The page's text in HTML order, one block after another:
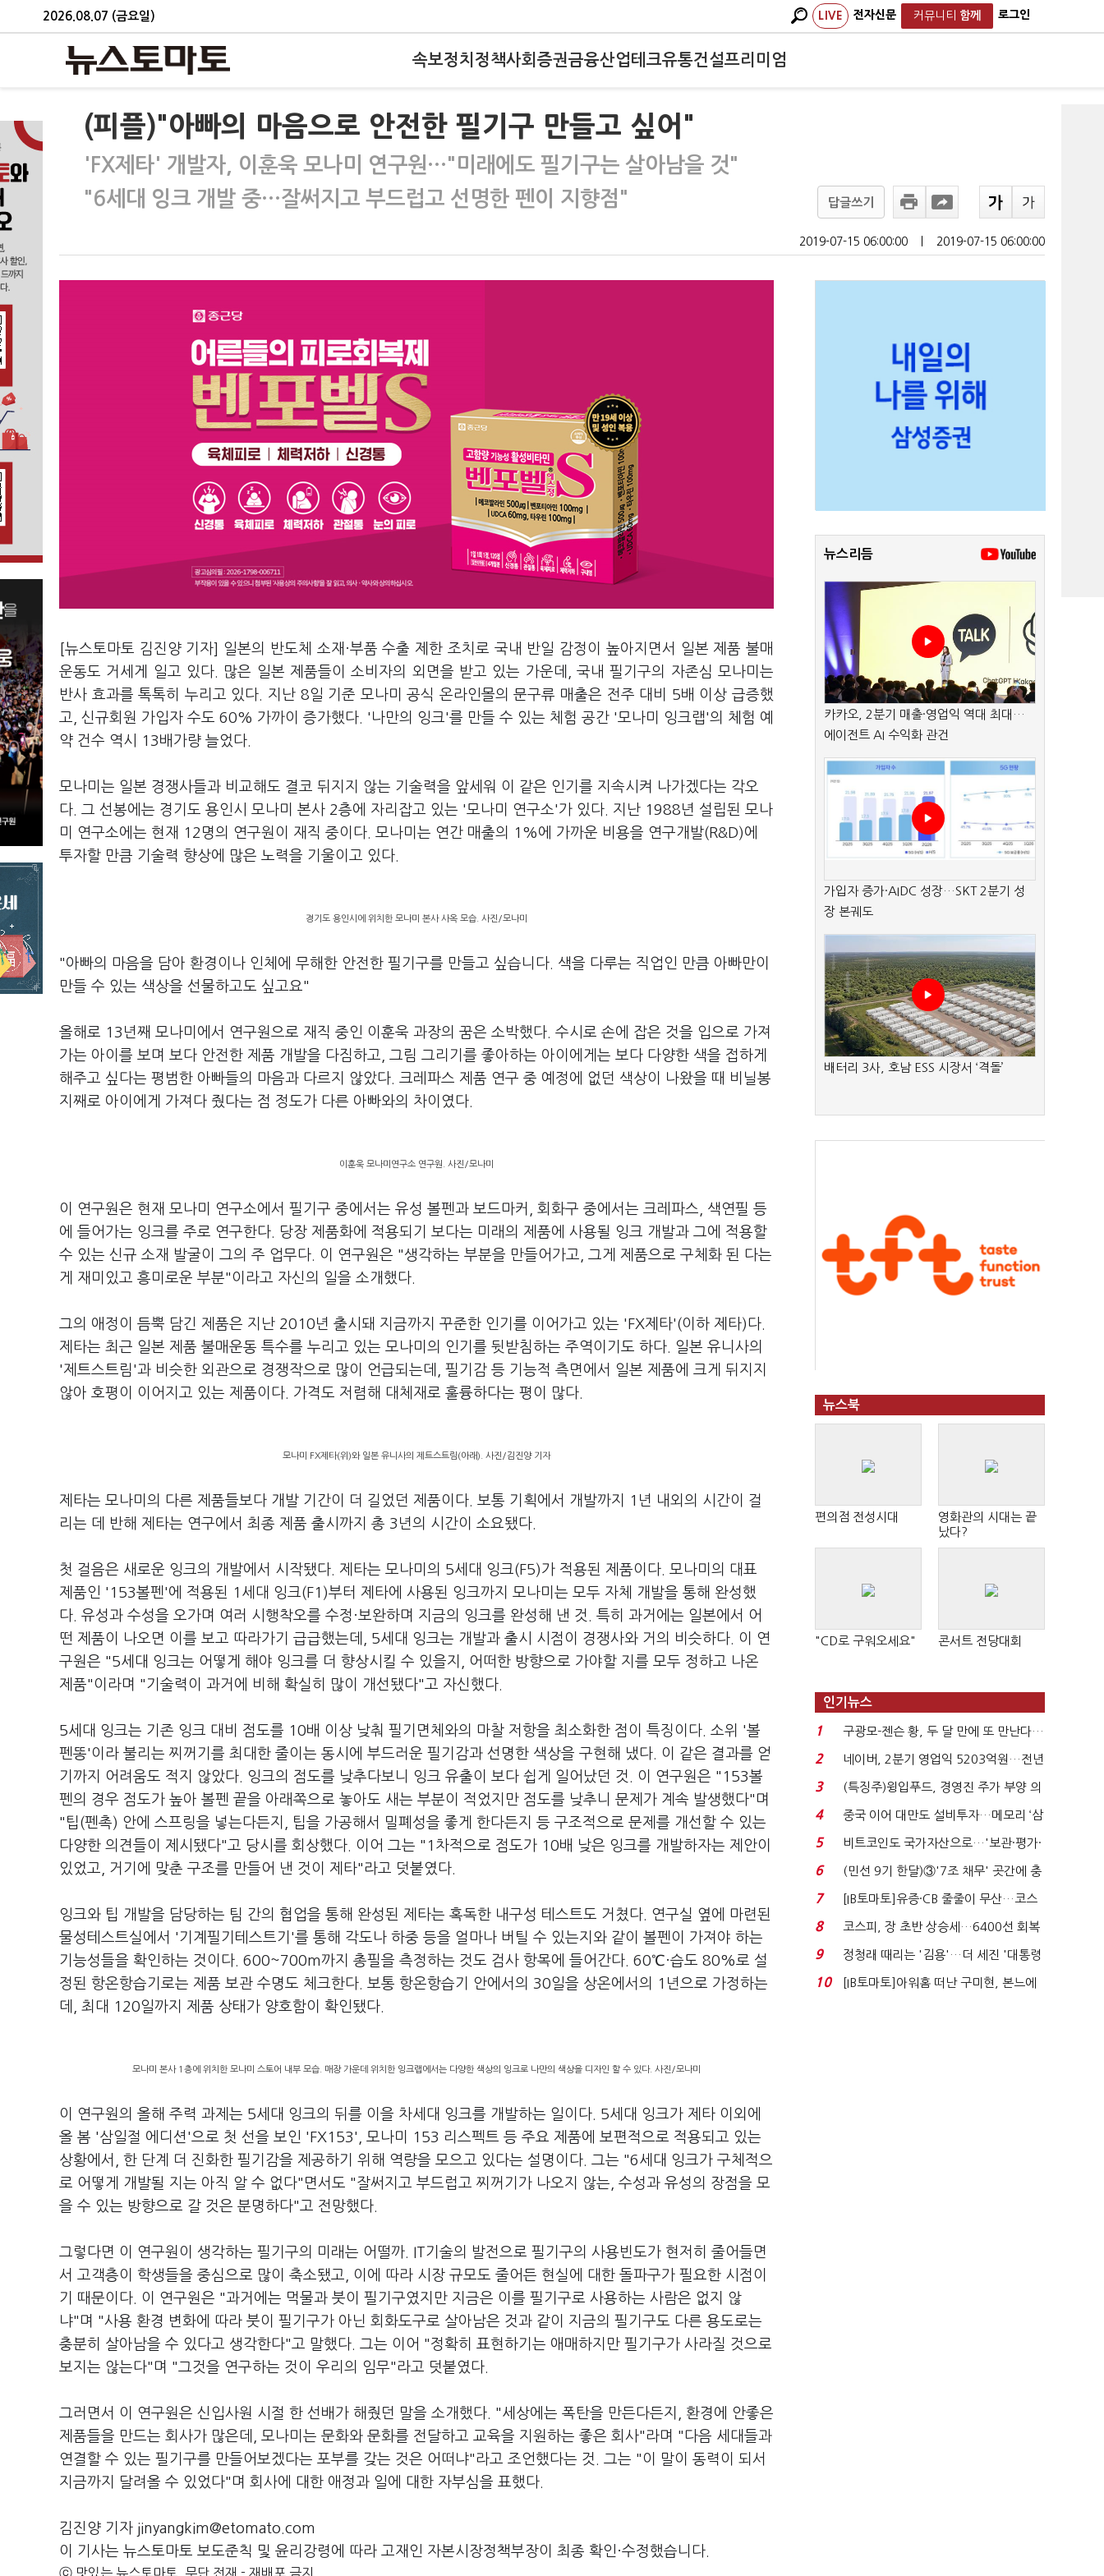
2026.08.07 (금요일) LIVE 전자신문 커뮤니티 함께 로그인
속보정치 정책사회 증권금융산업테크유통건설프리미엄
(피플)"아빠의 마음으로 안전한 필기구 만들고 싶어"
'FX제타' 개발자, 이훈욱 모나미 연구원…"미래에도 필기구는 살아남을 것"
"6세대 잉크 개발 중…잘써지고 부드럽고 선명한 펜이 지향점"
답글쓰기
2019-07-15 06:00:00 2019-07-15 06:00:00
[뉴스토마토 김진양 기자] 일본의 반도체 소재·부품 수출 제한 조치로 국내 반일 감정이 높아지면서 일본 제품 불매
운동도 거세게 일고 있다. 많은 일본 제품들이 소비자의 외면을 받고 있는 가운데, 국내 필기구의 자존심 모나미는
반사 효과를 톡톡히 누리고 있다. 지난 8일 기준 모나미 공식 온라인몰의 문구류 매출은 전주 대비 5배 이상 급증했
고, 신규회원 가입자 수도 60% 가까이 증가했다. '나만의 잉크'를 만들 수 있는 체험 공간 '모나미 잉크랩'의 체험 예
약 건수 역시 13배가량 늘었다.
모나미는 일본 경쟁사들과 비교해도 결코 뒤지지 않는 기술력을 앞세워 이 같은 인기를 지속시켜 나가겠다는 각오
다. 그 선봉에는 경기도 용인시 모나미 본사 2층에 자리잡고 있는 '모나미 연구소'가 있다. 지난 1988년 설립된 모나
미 연구소에는 현재 12명의 연구원이 재직 중이다. 모나미는 연간 매출의 1%에 가까운 비용을 연구개발(R&D)에
투자할 만큼 기술력 향상에 많은 노력을 기울이고 있다.
경기도 용인시에 위치한 모나미 본사 사옥 모습. 사진/모나미
"아빠의 마음을 담아 환경이나 인체에 무해한 안전한 필기구를 만들고 싶습니다. 색을 다루는 직업인 만큼 아빠만이
만들 수 있는 색상을 선물하고도 싶고요"
올해로 13년째 모나미에서 연구원으로 재직 중인 이훈욱 과장의 꿈은 소박했다. 수시로 손에 잡은 것을 입으로 가져
가는 아이를 보며 보다 안전한 제품 개발을 다짐하고, 그림 그리기를 좋아하는 아이에게는 보다 다양한 색을 접하게
해주고 싶다는 평범한 아빠들의 마음과 다르지 않았다. 크레파스 제품 연구 중 예정에 없던 색상이 나왔을 때 비닐봉
지째로 아이에게 가져다 줬다는 점 정도가 다른 아빠와의 차이였다.
이훈욱 모나미연구소 연구원. 사진/모나미
이 연구원은 현재 모나미 연구소에서 필기구 중에서는 유성 볼펜과 보드마커, 회화구 중에서는 크레파스, 색연필 등
에 들어가는 잉크를 주로 연구한다. 당장 제품화에 적용되기 보다는 미래의 제품에 사용될 잉크 개발과 그에 적용할
수 있는 신규 소재 발굴이 그의 주 업무다. 이 연구원은 "생각하는 부분을 만들어가고, 그게 제품으로 구체화 된 다는
게 재미있고 흥미로운 부분"이라고 자신의 일을 소개했다.
그의 애정이 듬뿍 담긴 제품은 지난 2010년 출시돼 지금까지 꾸준한 인기를 이어가고 있는 'FX제타'(이하 제타)다.
제타는 최근 일본 제품 불매운동 특수를 누리고 있는 모나미의 인기를 뒷받침하는 주역이기도 하다. 일본 유니사의
'제트스트림'과 비슷한 외관으로 경쟁작으로 많이 언급되는데, 필기감 등 기능적 측면에서 일본 제품에 크게 뒤지지
않아 호평이 이어지고 있는 제품이다. 가격도 저렴해 대체재로 훌륭하다는 평이 많다.
모나미 FX제타(위)와 일본 유니사의 제트스트림(아래). 사진/김진양 기자
제타는 모나미의 다른 제품들보다 개발 기간이 더 길었던 제품이다. 보통 기획에서 개발까지 1년 내외의 시간이 걸
리는 데 반해 제타는 연구에서 최종 제품 출시까지 총 3년의 시간이 소요됐다.
첫 걸음은 새로운 잉크의 개발에서 시작됐다. 제타는 모나미의 5세대 잉크(F5)가 적용된 제품이다. 모나미의 대표
제품인 '153볼펜'에 적용된 1세대 잉크(F1)부터 제타에 사용된 잉크까지 모나미는 모두 자체 개발을 통해 완성했
다. 유성과 수성을 오가며 여러 시행착오를 수정·보완하며 지금의 잉크를 완성해 낸 것. 특히 과거에는 일본에서 어
떤 제품이 나오면 이를 보고 따라가기 급급했는데, 5세대 잉크는 개발과 출시 시점이 경쟁사와 거의 비슷하다. 이 연
구원은 "5세대 잉크는 어떻게 해야 잉크를 더 향상시킬 수 있을지, 어떠한 방향으로 가야할 지를 모두 정하고 나온
제품"이라며 "기술력이 과거에 비해 확실히 많이 개선됐다"고 자신했다.
5세대 잉크는 기존 잉크 대비 점도를 10배 이상 낮춰 필기면체와의 마찰 저항을 최소화한 점이 특징이다. 소위 '볼
펜똥'이라 불리는 찌꺼기를 최대한 줄이는 동시에 부드러운 필기감과 선명한 색상을 구현해 냈다. 이 같은 결과를 얻
기까지 어려움도 적지 않았다. 잉크의 점도를 낮추다보니 잉크 유출이 보다 쉽게 일어났던 것. 이 연구원은 "153볼
펜의 경우 점도가 높아 볼펜 끝을 아래쪽으로 놓아도 새는 부분이 적었지만 점도를 낮추니 문제가 계속 발생했다"며
"팁(펜촉) 안에 스프링을 넣는다든지, 팁을 가공해서 밀폐성을 좋게 한다든지 등 구조적으로 문제를 개선할 수 있는
다양한 의견들이 제시됐다"고 당시를 회상했다. 이어 그는 "1차적으로 점도가 10배 낮은 잉크를 개발하자는 제안이
있었고, 거기에 맞춘 구조를 만들어 낸 것이 제타"라고 덧붙였다.
잉크와 팁 개발을 담당하는 팀 간의 협업을 통해 완성된 제타는 혹독한 내구성 테스트도 거쳤다. 연구실 옆에 마련된
물성테스트실에서 '기계필기테스트기'를 통해 각도나 하중 등을 얼마나 버틸 수 있는지와 같이 볼펜이 가져야 하는
기능성들을 확인하는 것이다. 600~700m까지 총필을 측정하는 것도 검사 항목에 들어간다. 60℃·습도 80%로 설
정된 항온항습기로는 제품 보관 수명도 체크한다. 보통 항온항습기 안에서의 30일을 상온에서의 1년으로 가정하는
데, 최대 120일까지 제품 상태가 양호함이 확인됐다.
모나미 본사 1층에 위치한 모나미 스토어 내부 모습. 매장 가운데 위치한 잉크랩에서는 다양한 색상의 잉크로 나만의 색상을 디자인 할 수 있다. 사진/모나미
이 연구원의 올해 주력 과제는 5세대 잉크의 뒤를 이을 차세대 잉크를 개발하는 일이다. 5세대 잉크가 제타 이외에
올 봄 '삼일절 에디션'으로 첫 선을 보인 'FX153', 모나미 153 리스펙트 등 주요 제품에 보편적으로 적용되고 있는
상황에서, 한 단계 더 진화한 필기감을 제공하기 위해 역량을 모으고 있다는 설명이다. 그는 "6세대 잉크가 구체적으
로 어떻게 개발될 지는 아직 알 수 없다"면서도 "잘써지고 부드럽고 찌꺼기가 나오지 않는, 수성과 유성의 장점을 모
을 수 있는 방향으로 갈 것은 분명하다"고 전망했다.
그렇다면 이 연구원이 생각하는 필기구의 미래는 어떨까. IT기술의 발전으로 필기구의 사용빈도가 현저히 줄어들면
서 고객층이 학생들을 중심으로 많이 축소됐고, 이에 따라 시장 규모도 줄어든 현실에 대한 돌파구가 필요한 시점이
기 때문이다. 이 연구원은 "과거에는 먹물과 붓이 필기구였지만 지금은 이를 필기구로 사용하는 사람은 없지 않
냐"며 "사용 환경 변화에 따라 붓이 필기구가 아닌 회화도구로 살아남은 것과 같이 지금의 필기구도 다른 용도로는
충분히 살아남을 수 있다고 생각한다"고 말했다. 그는 이어 "정확히 표현하기는 애매하지만 필기구가 사라질 것으로
보지는 않는다"며 "그것을 연구하는 것이 우리의 임무"라고 덧붙였다.
그러면서 이 연구원은 신입사원 시절 한 선배가 해줬던 말을 소개했다. "세상에는 폭탄을 만든다든지, 환경에 안좋은
제품들을 만드는 회사가 많은데, 모나미는 문화와 문화를 전달하고 교육을 지원하는 좋은 회사"라며 "다음 세대들과
연결할 수 있는 필기구를 만들어보겠다는 포부를 갖는 것은 어떠냐"라고 조언했다는 것. 그는 "이 말이 동력이 되서
지금까지 달려올 수 있었다"며 회사에 대한 애정과 일에 대한 자부심을 표했다.
김진양 기자 jinyangkim@etomato.com
이 기사는 뉴스토마토 보도준칙 및 윤리강령에 따라 고재인 자본시장정책부장이 최종 확인·수정했습니다.
ⓒ 맛있는 뉴스토마토, 무단 전재 - 재배포 금지
뉴스리듬
카카오, 2분기 매출·영업익 역대 최대…
에이전트 AI 수익화 관건
가입자 증가·AIDC 성장…SKT 2분기 성
장 본궤도
배터리 3사, 호남 ESS 시장서 ‘격돌’
뉴스북
편의점 전성시대
영화관의 시대는 끝
났다?
"CD로 구워오세요" 콘서트 전당대회
인기뉴스
1
구광모-젠슨 황, 두 달 만에 또 만난다…
로봇·AI 등 논...
2
네이버, 2분기 영업익 5203억원…전년
비 0.2% 감소...
3
(특징주)윙입푸드, 경영진 주가 부양 의
지에 상한가...
4
중국 이어 대만도 설비투자…메모리 ‘삼
국전쟁’
5
비트코인도 국가자산으로…'보관·평가·
처분' 기준은 ...
6
(민선 9기 한달)③'7조 채무' 곳간에 충
격…추미애, 20년...
7
[IB토마토]유증·CB 줄줄이 무산…코스
닥 벌점 급증에 ...
8
코스피, 장 초반 상승세…6400선 회복
시도
9
정청래 때리는 '김용'…더 세진 '대통령
최측근' 입...
10
[IB토마토]아워홈 떠난 구미현, 본느에